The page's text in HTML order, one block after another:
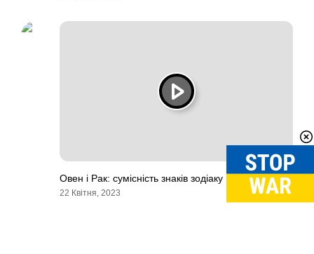
Овен і Рак: сумісність знаків зодіаку
22 Квітня, 2023